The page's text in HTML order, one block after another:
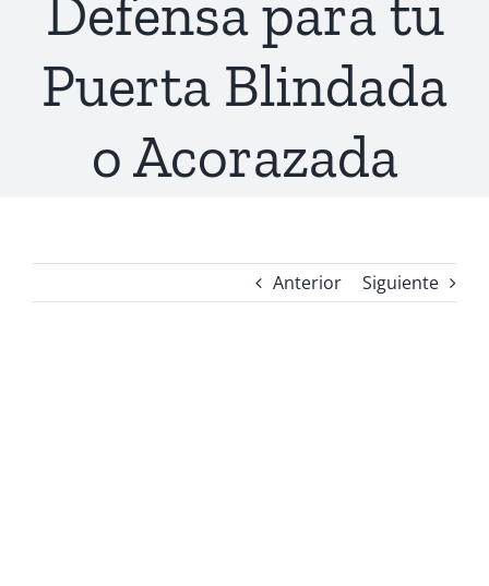
Defensa para tu
Puerta Blindada
o Acorazada
Anterior Siguiente